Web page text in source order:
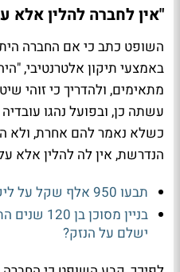
"אין לחברה להלין אלא
השופט כתב כי אם החברה
באמצעי תיקון אלטרנטיבי,
מתאימים, ולהדריך כי זוהי
עשתה כן, ובפועל נהגו
כשלא נאמר להם אחרת, ולא
הנדרשת, אין לה להלין אלא
תבעו 950 אלף שקל על ליקויים - וקיבלו 71 אלף
בניין
ישלם על הנזק?